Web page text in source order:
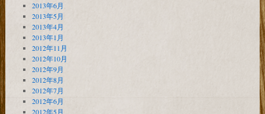
2013年6月
2013年5月
2013年4月
2013年1月
2012年11月
2012年10月
2012年9月
2012年8月
2012年7月
2012年6月
2012年5月